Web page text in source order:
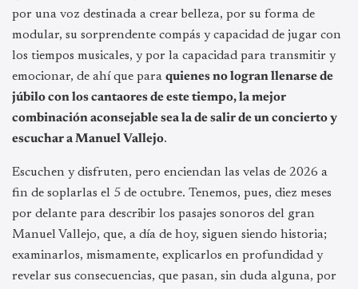
por una voz destinada a crear belleza, por su forma de
modular, su sorprendente compás y capacidad de jugar con
los tiempos musicales, y por la capacidad para transmitir y
emocionar, de ahí que para quienes no logran llenarse de
júbilo con los cantaores de este tiempo, la mejor
combinación aconsejable sea la de salir de un concierto y
escuchar a Manuel Vallejo.
Escuchen y disfruten, pero enciendan las velas de 2026 a
fin de soplarlas el 5 de octubre. Tenemos, pues, diez meses
por delante para describir los pasajes sonoros del gran
Manuel Vallejo, que, a día de hoy, siguen siendo historia;
examinarlos, mismamente, explicarlos en profundidad y
revelar sus consecuencias, que pasan, sin duda alguna, por